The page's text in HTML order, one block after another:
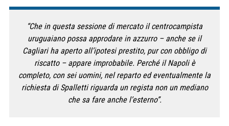
“Che in questa sessione di mercato il centrocampista
uruguaiano possa approdare in azzurro – anche se il
Cagliari ha aperto all’ipotesi prestito, pur con obbligo di
riscatto – appare improbabile. Perché il Napoli è
completo, con sei uomini, nel reparto ed eventualmente la
richiesta di Spalletti riguarda un regista non un mediano
che sa fare anche l’esterno”.